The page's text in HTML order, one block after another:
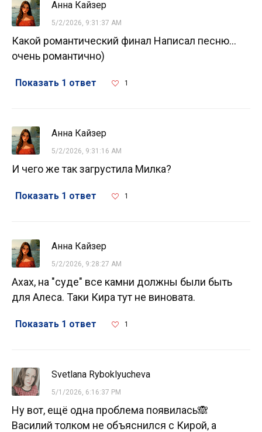
Анна Кайзер
5/2/2026, 9:31:37 AM
Какой романтический финал Написал песню...
очень романтично)
Показать 1 ответ 1
Анна Кайзер
5/2/2026, 9:31:16 AM
И чего же так загрустила Милка?
Показать 1 ответ 1
Анна Кайзер
5/2/2026, 9:28:27 AM
Ахах, на "суде" все камни должны были быть
для Алеса. Таки Кира тут не виновата.
Показать 1 ответ 1
Svetlana Ryboklyucheva
5/1/2026, 6:16:37 PM
Ну вот, ещё одна проблема появилась🙈
Василий толком не объяснился с Кирой, а